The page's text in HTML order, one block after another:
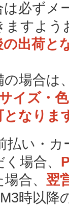
は必ずメ
ますよう
の出荷と
の場合は
イズ・
となりま
払い・
場合、
合、 翌
時以降